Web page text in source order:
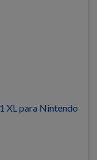
XL para Nintendo